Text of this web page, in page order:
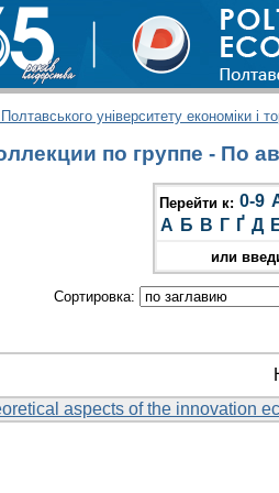
університету економіки і
по группе - По
Перейти к: 0-9
А Б В Г Ґ Д
или
Сортировка:
aspects of the innovation